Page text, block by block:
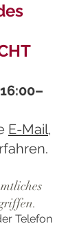
E-Mail,
Telefon